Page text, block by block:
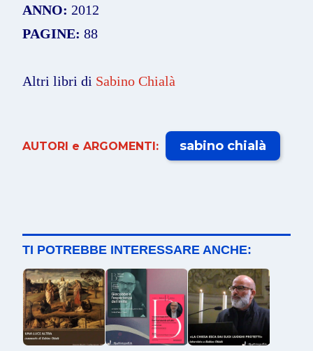
ANNO: 2012
PAGINE: 88
Altri libri di Sabino Chialà
AUTORI e ARGOMENTI: sabino chialà
TI POTREBBE INTERESSARE ANCHE: